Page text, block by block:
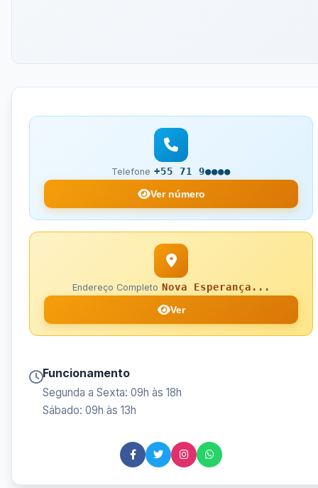
Telefone +55 71 9●●●●
Ver número
Endereço Completo Nova Esperança...
Ver
Funcionamento
Segunda a Sexta: 09h às 18h
Sábado: 09h às 13h